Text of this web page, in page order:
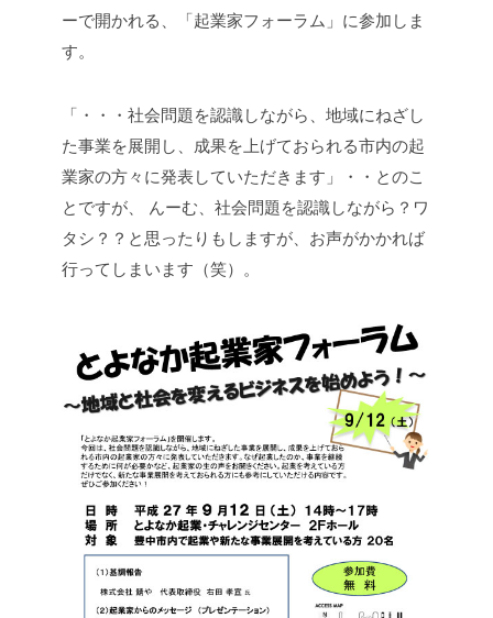
ーで開かれる、「起業家フォーラム」に参加しま
す。
「・・・社会問題を認識しながら、地域にねざし
た事業を展開し、成果を上げておられる市内の起
業家の方々に発表していただきます」・・とのこ
とですが、
んーむ、社会問題を認識しながら？ワ
タシ？？と思ったりもしますが、お声がかかれば
行ってしまいます（笑）。